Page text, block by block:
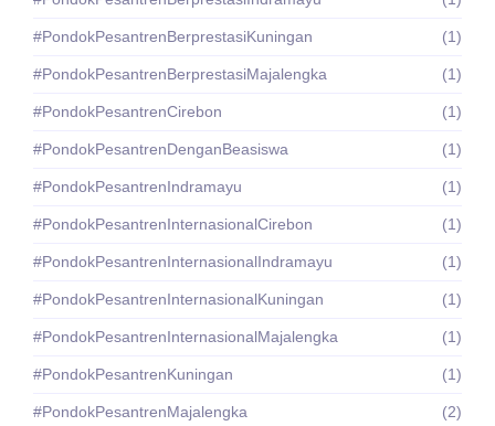
#PondokPesantrenBerprestasiKuningan (1)
#PondokPesantrenBerprestasiMajalengka (1)
#PondokPesantrenCirebon (1)
#PondokPesantrenDenganBeasiswa (1)
#PondokPesantrenIndramayu (1)
#PondokPesantrenInternasionalCirebon (1)
#PondokPesantrenInternasionalIndramayu (1)
#PondokPesantrenInternasionalKuningan (1)
#PondokPesantrenInternasionalMajalengka (1)
#PondokPesantrenKuningan (1)
#PondokPesantrenMajalengka (2)